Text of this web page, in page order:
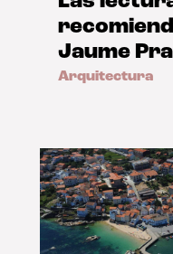
Jaume
Arquitectura